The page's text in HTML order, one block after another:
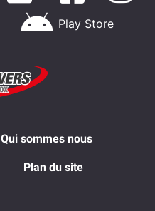
Play Store
Qui sommes nous
Plan du site